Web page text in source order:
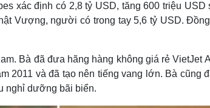
xác định có 2,8 tỷ USD, tăng 600 triệu USD
Vượng, người có trong tay 5,6 tỷ USD.
Bà đã đưa hãng hàng không giá rẻ VietJet
2011 và đã tạo nên tiếng vang lớn. Bà cũng
nghỉ dưỡng bãi biển.